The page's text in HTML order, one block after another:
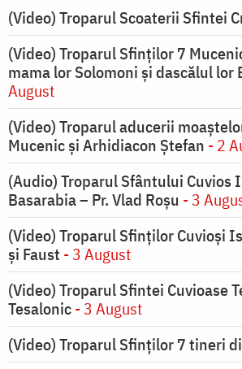
(Video) Troparul Scoaterii Sfintei
(Video) Troparul Sfinților 7
mama lor Solomoni și dascălul lor
August
(Video) Troparul aducerii
Mucenic și Arhidiacon Ștefan - 2
(Audio) Troparul Sfântului Cuvios
Basarabia – Pr. Vlad Roșu - 3
(Video) Troparul Sfinților Cuvioși
și Faust - 3 August
(Video) Troparul Sfintei Cuvioase
Tesalonic- 3 August
(Video) Troparul Sfinților 7 tineri